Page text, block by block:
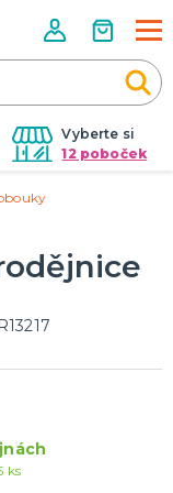
Vyberte si
12 poboček
řasy
ks